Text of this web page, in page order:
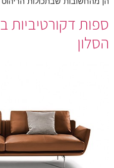
ספות
הסלון